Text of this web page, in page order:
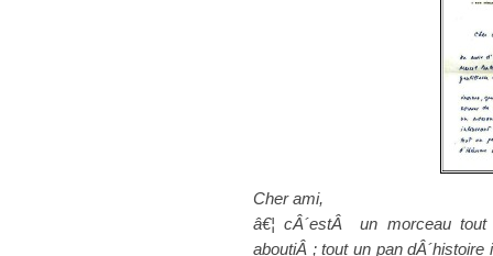
Cher ami,
â€¦ cÂ´estÂ un morceau
aboutiÂ ; tout un pan